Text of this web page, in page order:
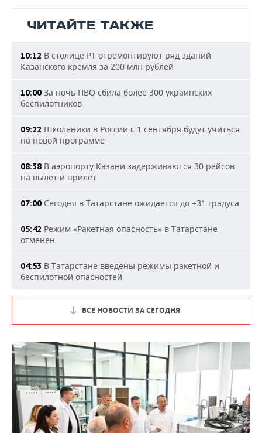
ЧИТАЙТЕ ТАКЖЕ
10:12 В столице РТ отремонтируют ряд зданий
Казанского кремля за 200 млн рублей
10:00 За ночь ПВО сбила более 300 украинских
беспилотников
09:22 Школьники в России с 1 сентября будут учиться
по новой программе
08:38 В аэропорту Казани задерживаются 30 рейсов
на вылет и прилет
07:00 Сегодня в Татарстане ожидается до +31 градуса
05:42 Режим «Ракетная опасность» в Татарстане
отменен
04:53 В Татарстане введены режимы ракетной и
беспилотной опасностей
ВСЕ НОВОСТИ ЗА СЕГОДНЯ